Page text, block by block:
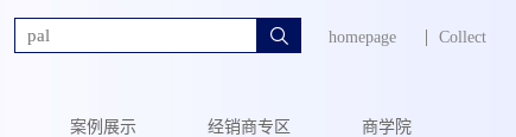
homepage Collect

案例展示 经销商专区 商学院